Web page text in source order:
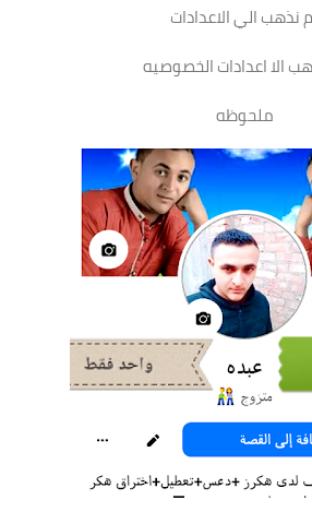
نذهب الي الاعدادات
الا اعدادات الخصوصيه
ملحوظه